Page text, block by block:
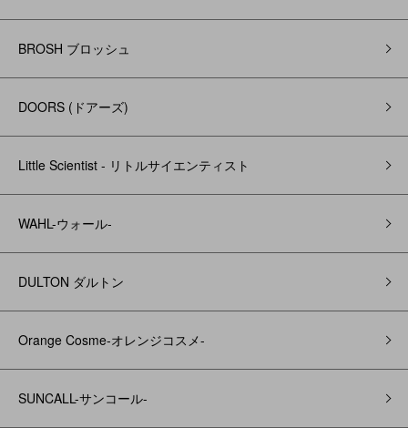
BROSH ブロッシュ
DOORS (ドアーズ)
Little Scientist - リトルサイエンティスト
WAHL-ウォール-
DULTON ダルトン
Orange Cosme-オレンジコスメ-
SUNCALL-サンコール-